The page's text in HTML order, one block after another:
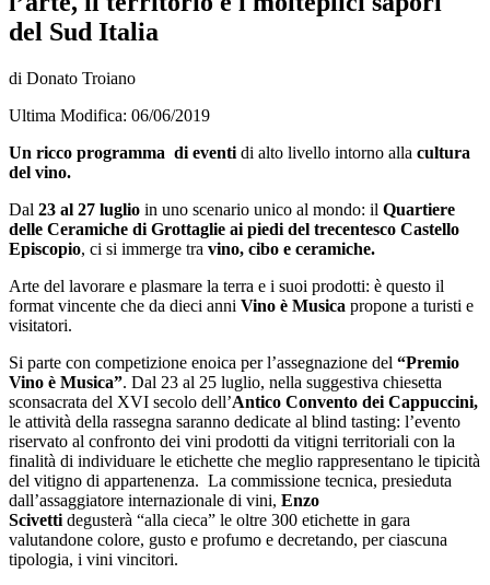
del Sud Italia
di Donato Troiano
Ultima Modifica: 06/06/2019
Un ricco programma di eventi di alto livello intorno alla cultura
del vino.
Dal 23 al 27 luglio in uno scenario unico al mondo: il Quartiere
delle Ceramiche di Grottaglie ai piedi del trecentesco Castello
Episcopio, ci si immerge tra vino, cibo e ceramiche.
Arte del lavorare e plasmare la terra e i suoi prodotti: è questo il
format vincente che da dieci anni Vino è Musica propone a turisti e
visitatori.
Si parte con competizione enoica per l’assegnazione del “Premio
Vino è Musica”. Dal 23 al 25 luglio, nella suggestiva chiesetta
sconsacrata del XVI secolo dell’Antico Convento dei Cappuccini,
le attività della rassegna saranno dedicate al blind tasting: l’evento
riservato al confronto dei vini prodotti da vitigni territoriali con la
finalità di individuare le etichette che meglio rappresentano le tipicità
del vitigno di appartenenza. La commissione tecnica, presieduta
dall’assaggiatore internazionale di vini, Enzo
Scivetti degusterà “alla cieca” le oltre 300 etichette in gara
valutandone colore, gusto e profumo e decretando, per ciascuna
tipologia, i vini vincitori.